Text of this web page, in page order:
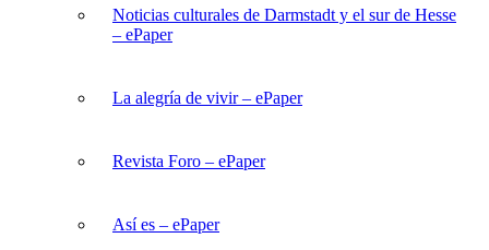
Noticias culturales de Darmstadt y el sur de Hesse
– ePaper
La alegría de vivir – ePaper
Revista Foro – ePaper
Así es – ePaper